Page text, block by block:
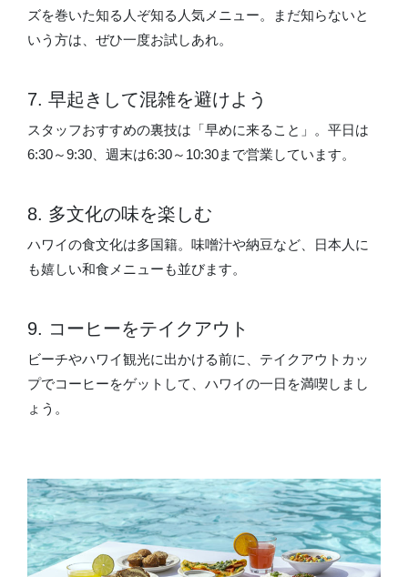
ズを巻いた知る人ぞ知る人気メニュー。まだ知らないと
いう方は、ぜひ一度お試しあれ。
7. 早起きして混雑を避けよう
スタッフおすすめの裏技は「早めに来ること」。平日は
6:30～9:30、週末は6:30～10:30まで営業しています。
8. 多文化の味を楽しむ
ハワイの食文化は多国籍。味噌汁や納豆など、日本人に
も嬉しい和食メニューも並びます。
9. コーヒーをテイクアウト
ビーチやハワイ観光に出かける前に、テイクアウトカッ
プでコーヒーをゲットして、ハワイの一日を満喫しまし
ょう。